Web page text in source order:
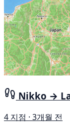
Nikko →
4 지점 · 3개월 전